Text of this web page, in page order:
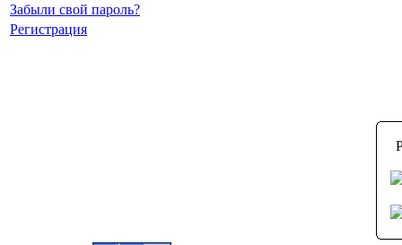
Забыли свой пароль?
Регистрация